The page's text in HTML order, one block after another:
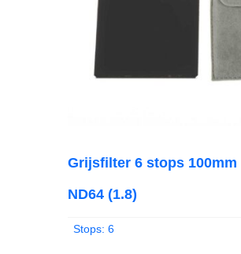
Grijsfilter 6 stops 100mm
ND64 (1.8)
Stops: 6